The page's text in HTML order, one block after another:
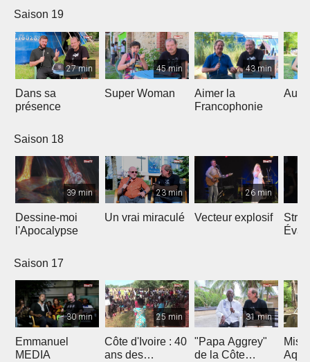
Saison 19
27 min
Dans sa
présence
45 min
Super Woman
43 min
Aimer la
Francophonie
Au
Saison 18
39 min
Dessine-moi
l'Apocalypse
23 min
Un vrai miraculé
26 min
Vecteur explosif
Saison 17
30 min
Emmanuel
MEDIA
25 min
Côte d'Ivoire : 40
ans des
31 min
"Papa Aggrey"
de la Côte